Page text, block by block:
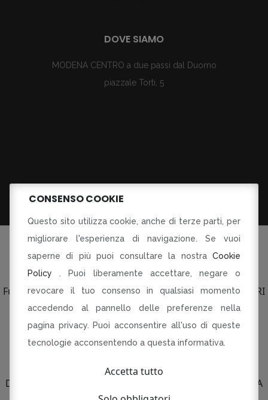
DOVE SIAMO
MODENA CENTRO a due passi dal Duomo
piazzale Torti, 5
©Tutti i diritti riservati
Fusorari di Dania Botti e C SAS p.le Torti 5 Modena PI CF RI
03134230360
R-INNOVARE PER RI-PARTIRE
Progetto cofinanziato dal Fondo europeo di sviluppo
Bando QUALIFICAZIONE E VALORIZZAZIONE
DELLE IMPRESE DEL COMMERCIO AL DETTAGLIO E DELLA
SOMMINISTRAZIONE AL PUBBLICO DI ALIMENTI E
CONSENSO COOKIE
Questo sito utilizza cookie, anche di terze parti, per
migliorare l'esperienza di navigazione. Se vuoi
saperne di più puoi consultare la nostra Cookie
Policy . Puoi liberamente accettare, negare o
revocare il tuo consenso in qualsiasi momento
accedendo al pannello delle preferenze nella
pagina privacy. Puoi acconsentire all'uso di queste
tecnologie acconsentendo a questa informativa.
Accetta tutto